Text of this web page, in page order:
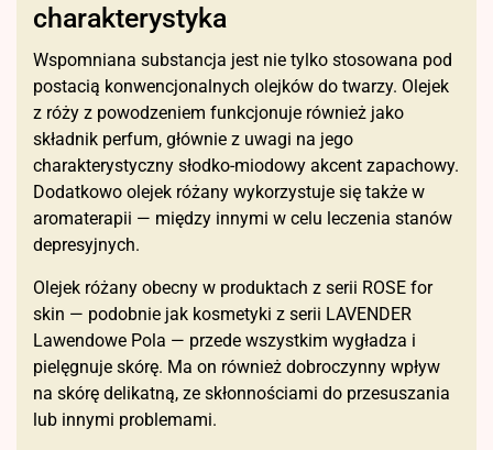
charakterystyka
Wspomniana substancja jest nie tylko stosowana pod
postacią konwencjonalnych olejków do twarzy. Olejek
z róży z powodzeniem funkcjonuje również jako
składnik perfum, głównie z uwagi na jego
charakterystyczny słodko-miodowy akcent zapachowy.
Dodatkowo olejek różany wykorzystuje się także w
aromaterapii — między innymi w celu leczenia stanów
depresyjnych.
Olejek różany obecny w produktach z serii ROSE for
skin — podobnie jak kosmetyki z serii LAVENDER
Lawendowe Pola — przede wszystkim wygładza i
pielęgnuje skórę. Ma on również dobroczynny wpływ
na skórę delikatną, ze skłonnościami do przesuszania
lub innymi problemami.